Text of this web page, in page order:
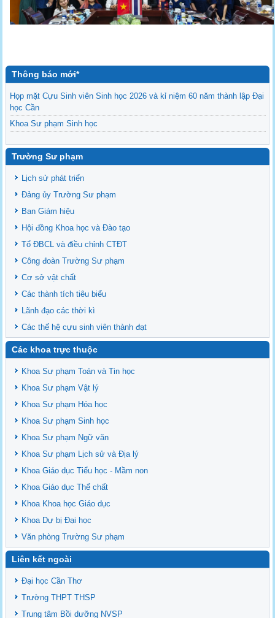
Thông báo mới*
Họp mặt Cựu Sinh viên Sinh học 2026 và kỉ niệm 60 năm thành lập Đại
học Cần
Khoa Sư phạm Sinh học
Mời họp mặt Cựu Sinh viên Bộ môn Sư phạm Sinh học 2024
Trường Sư phạm
Lịch sử phát triển
Đảng ủy Trường Sư phạm
Ban Giám hiệu
Hội đồng Khoa học và Đào tạo
Tổ ĐBCL và điều chỉnh CTĐT
Công đoàn Trường Sư phạm
Cơ sở vật chất
Các thành tích tiêu biểu
Lãnh đạo các thời kì
Các thế hệ cựu sinh viên thành đạt
Các khoa trực thuộc
Khoa Sư phạm Toán và Tin học
Khoa Sư phạm Vật lý
Khoa Sư phạm Hóa học
Khoa Sư phạm Sinh học
Khoa Sư phạm Ngữ văn
Khoa Sư phạm Lịch sử và Địa lý
Khoa Giáo dục Tiểu học - Mầm non
Khoa Giáo dục Thể chất
Khoa Khoa học Giáo dục
Khoa Dự bị Đại học
Văn phòng Trường Sư phạm
Liên kết ngoài
Đại học Cần Thơ
Trường THPT THSP
Trung tâm Bồi dưỡng NVSP